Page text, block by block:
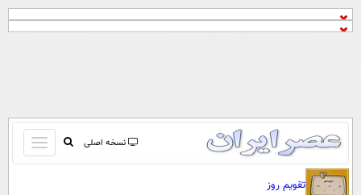
نسخه اصلی
باز
و
تقویم روز